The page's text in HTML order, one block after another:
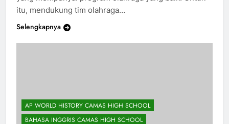
yang mempunyai program olahraga yang baik. Untuk
AP WORLD HISTORY CAMAS HIGH SCHOOL